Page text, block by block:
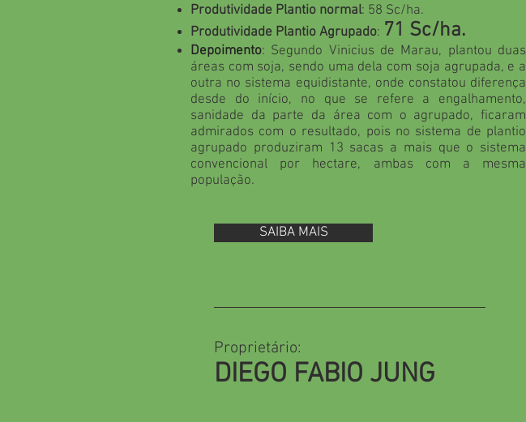
Produtividade Plantio normal: 58 Sc/ha.
Produtividade Plantio Agrupado: 71 Sc/ha.
Depoimento: Segundo Vinicius de Marau, plantou duas
áreas com soja, sendo uma dela com soja agrupada, e a
outra no sistema equidistante, onde constatou diferença
desde do início, no que se refere a engalhamento,
sanidade da parte da área com o agrupado, ficaram
admirados com o resultado, pois no sistema de plantio
agrupado produziram 13 sacas a mais que o sistema
convencional por hectare, ambas com a mesma
população.
SAIBA MAIS
Proprietário:
DIEGO FABIO JUNG